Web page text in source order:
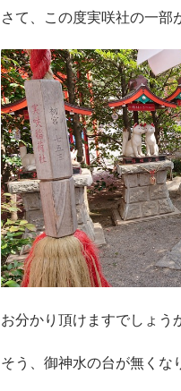
さて、この度実咲社の一部
お分かり頂けますでしょう
そう、御神水の台が無くな